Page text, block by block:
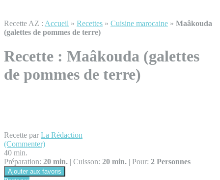
Recette AZ : Accueil » Recettes » Cuisine marocaine » Maâkouda
(galettes de pommes de terre)
Recette : Maâkouda (galettes
de pommes de terre)
Recette par La Rédaction
(Commenter)
40 min.
Préparation: 20 min. | Cuisson: 20 min. | Pour: 2 Personnes
Ajouter aux favoris